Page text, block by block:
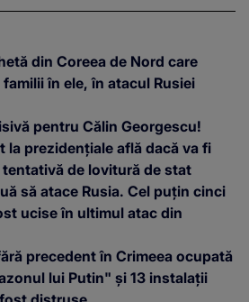
din Coreea de Nord care
în ele, în atacul Rusiei
pentru Călin Georgescu!
la prezidențiale află dacă va fi
de lovitură de stat
să atace Rusia. Cel puțin cinci
ucise în ultimul atac din
precedent în Crimeea ocupată
lui Putin" și 13 instalații